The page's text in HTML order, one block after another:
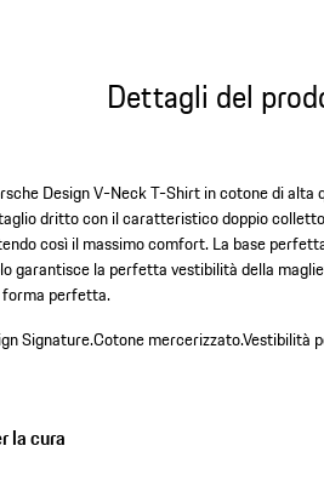
Dettagli del
Design V-Neck T-Shirt in cotone di
dritto con il caratteristico doppio
così il massimo comfort. La base
garantisce la perfetta vestibilità della
forma perfetta.
Signature.Cotone mercerizzato.Vestibilità
la cura